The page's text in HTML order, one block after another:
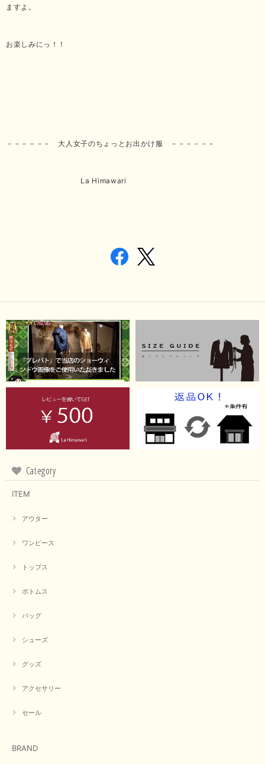
ますよ。
お楽しみにっ！！
－－－－－－ 大人女子のちょっとお出かけ服 －－－－－－
La Himawari
Category
ITEM
アウター
ワンピース
トップス
ボトムス
バッグ
シューズ
グッズ
アクセサリー
セール
BRAND